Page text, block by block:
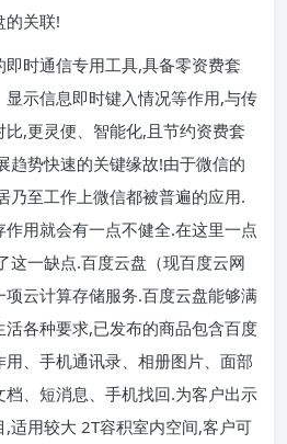
的关联!
时通信专用工具,具备零资费套
示信息即时键入情况等作用,与传
,更灵便、智能化,且节约资费套
趋势快速的关键缘故!由于微信的
乃至工作上微信都被普遍的应用.
用就会有一点不健全.在这里一点
这一缺点.百度云盘（现百度云网
云计算存储服务.百度云盘能够满
各种要求,已发布的商品包含百度
、手机通讯录、相册图片、面部
、短消息、手机找回.为客户出示
适用较大 2T容积室内空间,客户可